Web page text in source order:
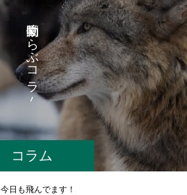
コラム
く
ら
ぶ
コ
ラ
ム
今日も飛んでます！